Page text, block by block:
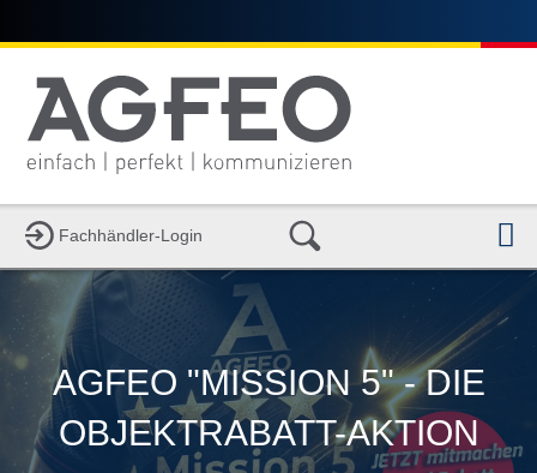
Fachhändler-Login
AGFEO "MISSION 5" - DIE
OBJEKTRABATT-AKTION